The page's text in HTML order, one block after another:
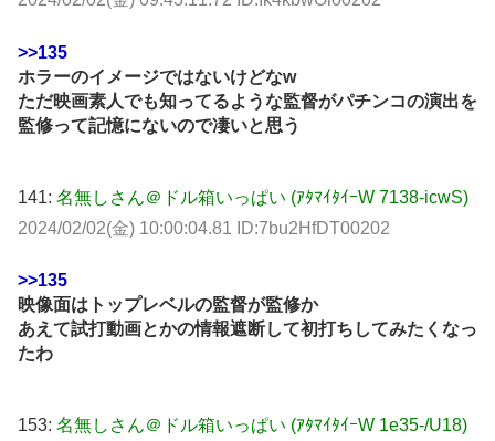
>>135
ホラーのイメージではないけどなw
ただ映画素人でも知ってるような監督がパチンコの演出を
監修って記憶にないので凄いと思う
141: 名無しさん＠ドル箱いっぱい (ｱﾀﾏｲﾀｲｰW 7138-icwS)
2024/02/02(金) 10:00:04.81 ID:7bu2HfDT00202
>>135
映像面はトップレベルの監督が監修か
あえて試打動画とかの情報遮断して初打ちしてみたくなっ
たわ
153: 名無しさん＠ドル箱いっぱい (ｱﾀﾏｲﾀｲｰW 1e35-/U18)